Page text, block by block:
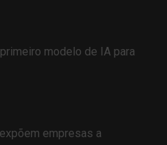
modelo de IA para
empresas a